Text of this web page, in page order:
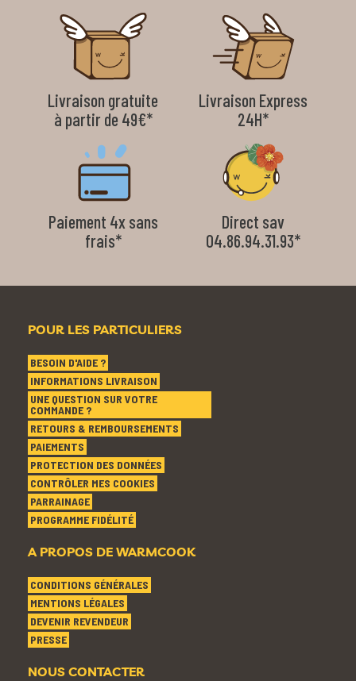
Livraison gratuite
à partir de 49€*
Livraison Express
24H*
Paiement 4x sans
frais*
Direct sav
04.86.94.31.93*
POUR LES PARTICULIERS
BESOIN D'AIDE ?
INFORMATIONS LIVRAISON
UNE QUESTION SUR VOTRE
COMMANDE ?
RETOURS & REMBOURSEMENTS
PAIEMENTS
PROTECTION DES DONNÉES
CONTRÔLER MES COOKIES
PARRAINAGE
PROGRAMME FIDÉLITÉ
A PROPOS DE WARMCOOK
CONDITIONS GÉNÉRALES
MENTIONS LÉGALES
DEVENIR REVENDEUR
PRESSE
NOUS CONTACTER